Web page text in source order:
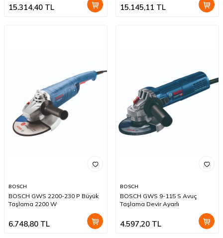
15.314,40 TL 15.145,11 TL
BOSCH
BOSCH GWS 2200-230 P Büyük
Taşlama 2200 W
6.748,80 TL
BOSCH
BOSCH GWS 9-115 S Avuç
Taşlama Devir Ayarlı
4.597,20 TL